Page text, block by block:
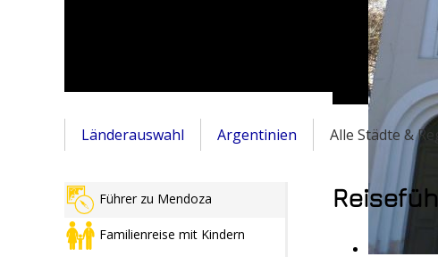
Länderauswahl Argentinien Alle Städte &
Führer zu Mendoza
Familienreise mit Kindern